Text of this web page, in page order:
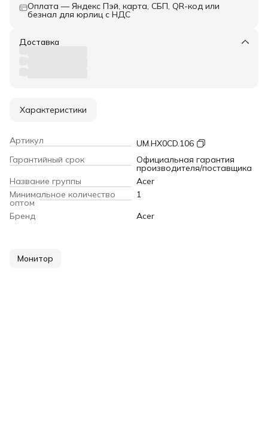
Оплата — Яндекс Пэй, карта, СБП, QR-код или
безнал для юрлиц с НДС
Доставка
Характеристики
Артикул
UM.HX0CD.106
Гарантийный срок
Официальная гарантия
производителя/поставщика
Название группы
Acer
Минимальное количество
оптом
1
Бренд
Acer
Монитор